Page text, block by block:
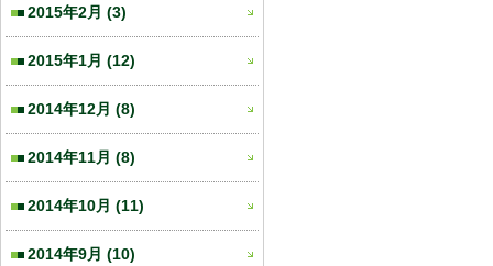
2015年2月 (3)
2015年1月 (12)
2014年12月 (8)
2014年11月 (8)
2014年10月 (11)
2014年9月 (10)